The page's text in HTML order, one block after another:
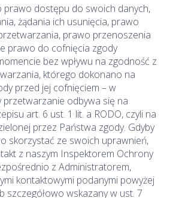
prawo dostępu do swoich danych,
żądania ich usunięcia, prawo
prawo przenoszenia
prawo do cofnięcia zgody
bez wpływu na zgodność z
którego dokonano na
przed jej cofnięciem – w
przetwarzanie odbywa się na
art. 6 ust. 1 lit. a RODO, czyli na
przez Państwa zgody. Gdyby
skorzystać ze swoich uprawnień,
z naszym Inspektorem Ochrony
z Administratorem,
kontaktowymi podanymi powyżej
szczegółowo wskazany w ust. 7